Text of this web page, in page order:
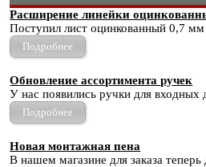
Расширение линейки
Поступил лист оцинкованный 0,7
Подробнее
Обновление ассортимента ручек
У нас появились ручки для входных
Подробнее
Новая монтажная пена
В нашем магазине для заказа